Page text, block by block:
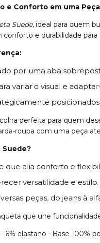
e Conforto em uma
Suede, ideal para quem
e durabilidade para
por uma aba
variar o visual e
perfeita para quem
roupa com uma peça
Suede?
que alia conforto e
versatilidade e estilo.
peças, do jeans à
que une
6% elastano - Base 100%